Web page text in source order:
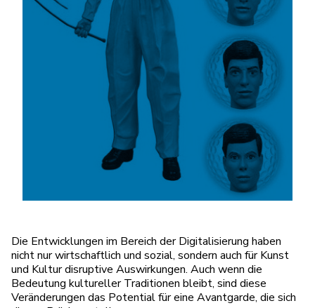
Die Entwicklungen im Bereich der Digitalisierung haben
nicht nur wirtschaftlich und sozial, sondern auch für Kunst
und Kultur disruptive Auswirkungen. Auch wenn die
Bedeutung kultureller Traditionen bleibt, sind diese
Veränderungen das Potential für eine Avantgarde, die sich